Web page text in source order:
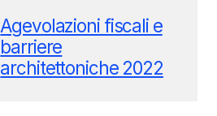
Agevolazioni fiscali e
barriere
architettoniche 2022